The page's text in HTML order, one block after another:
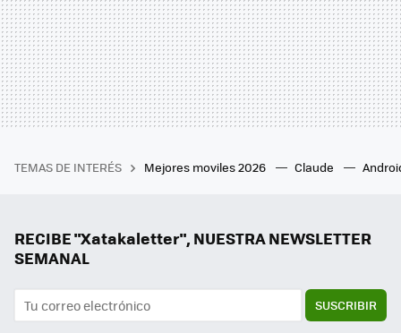
TEMAS DE INTERÉS Mejores moviles 2026 Claude
RECIBE "Xatakaletter", NUESTRA NEWSLETTER
SEMANAL
SUSCRIBIR